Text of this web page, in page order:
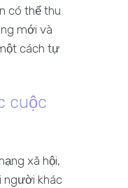
có thể thu
mới và
cách tự
cuộc
xã hội,
người khác